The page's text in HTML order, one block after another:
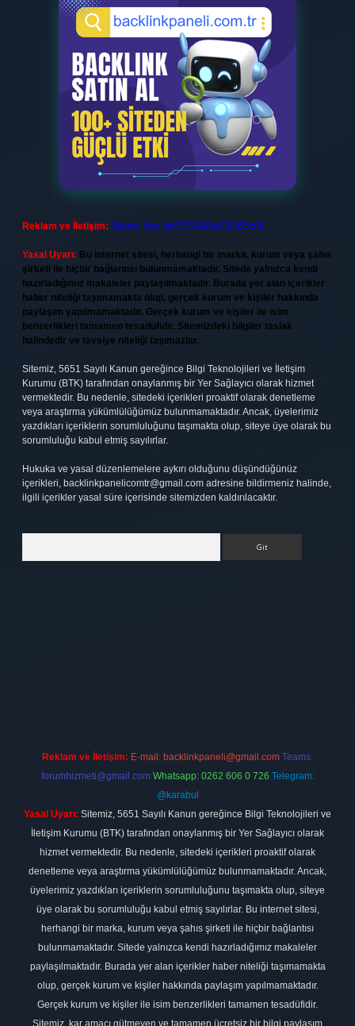
Reklam ve İletişim: Skype: live:.cid.575569c608265c69
Yasal Uyarı: Bu internet sitesi, herhangi bir marka, kurum veya şahıs
şirketi ile hiçbir bağlantısı bulunmamaktadır. Sitede yalnızca kendi
hazırladığımız makaleler paylaşılmaktadır. Burada yer alan içerikler
haber niteliği taşımamakta olup, gerçek kurum ve kişiler hakkında
paylaşım yapılmamaktadır. Gerçek kurum ve kişiler ile isim
benzerlikleri tamamen tesadüfidir. Sitemizdeki bilgiler taslak
halindedir ve tavsiye niteliği taşımazlar.
Sitemiz, 5651 Sayılı Kanun gereğince Bilgi Teknolojileri ve İletişim
Kurumu (BTK) tarafından onaylanmış bir Yer Sağlayıcı olarak hizmet
vermektedir. Bu nedenle, sitedeki içerikleri proaktif olarak denetleme
veya araştırma yükümlülüğümüz bulunmamaktadır. Ancak, üyelerimiz
yazdıkları içeriklerin sorumluluğunu taşımakta olup, siteye üye olarak bu
sorumluluğu kabul etmiş sayılırlar.
Hukuka ve yasal düzenlemelere aykırı olduğunu düşündüğünüz
içerikleri, backlinkpanelicomtr@gmail.com adresine bildirmeniz halinde,
ilgili içerikler yasal süre içerisinde sitemizden kaldırılacaktır.
Reklam ve İletişim: E-mail: backlinkpaneli@gmail.com Teams:
forumhizmeti@gmail.com Whatsapp: 0262 606 0 726 Telegram:
@karabul
Yasal Uyarı: Sitemiz, 5651 Sayılı Kanun gereğince Bilgi Teknolojileri ve
İletişim Kurumu (BTK) tarafından onaylanmış bir Yer Sağlayıcı olarak
hizmet vermektedir. Bu nedenle, sitedeki içerikleri proaktif olarak
denetleme veya araştırma yükümlülüğümüz bulunmamaktadır. Ancak,
üyelerimiz yazdıkları içeriklerin sorumluluğunu taşımakta olup, siteye
üye olarak bu sorumluluğu kabul etmiş sayılırlar. Bu internet sitesi,
herhangi bir marka, kurum veya şahıs şirketi ile hiçbir bağlantısı
bulunmamaktadır. Sitede yalnızca kendi hazırladığımız makaleler
paylaşılmaktadır. Burada yer alan içerikler haber niteliği taşımamakta
olup, gerçek kurum ve kişiler hakkında paylaşım yapılmamaktadır.
Gerçek kurum ve kişiler ile isim benzerlikleri tamamen tesadüfidir.
Sitemiz, kar amacı gütmeyen ve tamamen ücretsiz bir bilgi paylaşım